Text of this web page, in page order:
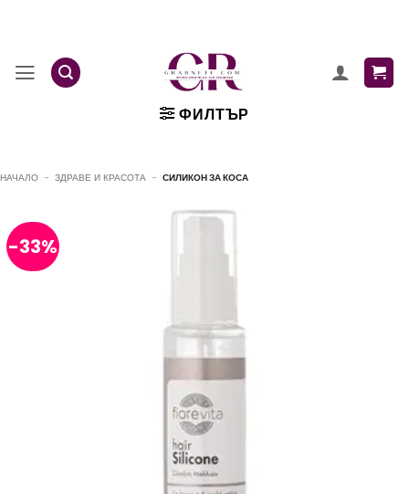
content
ФИЛТЪР
НАЧАЛО - ЗДРАВЕ И КРАСОТА - СИЛИКОН ЗА КОСА
-33%